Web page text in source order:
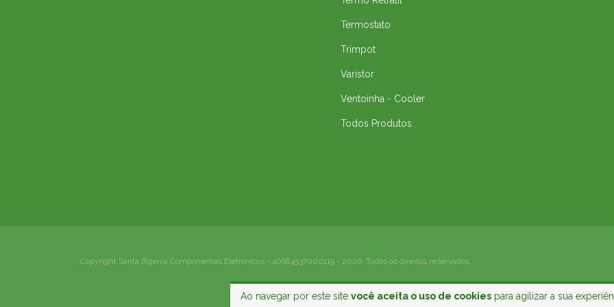
Ao navegar por este site você aceita o uso de cookies para agilizar a sua
Termostato
Trimpot
Varistor
Ventoinha - Cooler
Todos Produtos
Copyright Santa Ifigenia Componentes Eletronicos - 46684537000119 - 2026. Todos os direitos reservados.